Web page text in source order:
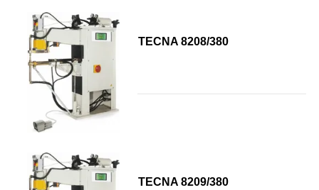
TECNA 8208/380
TECNA 8209/380